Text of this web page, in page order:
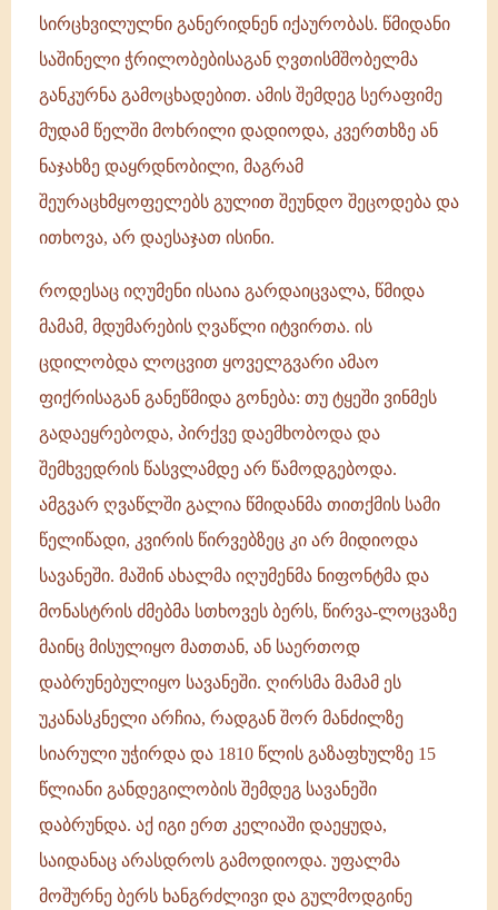
სირცხვილულნი განერიდნენ იქაურობას. წმიდანი
საშინელი ჭრილობებისაგან ღვთისმშობელმა
განკურნა გამოცხადებით. ამის შემდეგ სერაფიმე
მუდამ წელში მოხრილი დადიოდა, კვერთხზე ან
ნაჯახზე დაყრდნობილი, მაგრამ
შეურაცხმყოფელებს გულით შეუნდო შეცოდება და
ითხოვა, არ დაესაჯათ ისინი.
როდესაც იღუმენი ისაია გარდაიცვალა, წმიდა
მამამ, მდუმარების ღვაწლი იტვირთა. ის
ცდილობდა ლოცვით ყოველგვარი ამაო
ფიქრისაგან განეწმიდა გონება: თუ ტყეში ვინმეს
გადაეყრებოდა, პირქვე დაემხობოდა და
შემხვედრის წასვლამდე არ წამოდგებოდა.
ამგვარ ღვაწლში გალია წმიდანმა თითქმის სამი
წელიწადი, კვირის წირვებზეც კი არ მიდიოდა
სავანეში. მაშინ ახალმა იღუმენმა ნიფონტმა და
მონასტრის ძმებმა სთხოვეს ბერს, წირვა-ლოცვაზე
მაინც მისულიყო მათთან, ან საერთოდ
დაბრუნებულიყო სავანეში. ღირსმა მამამ ეს
უკანასკნელი არჩია, რადგან შორ მანძილზე
სიარული უჭირდა და 1810 წლის გაზაფხულზე 15
წლიანი განდეგილობის შემდეგ სავანეში
დაბრუნდა. აქ იგი ერთ კელიაში დაეყუდა,
საიდანაც არასდროს გამოდიოდა. უფალმა
მოშურნე ბერს ხანგრძლივი და გულმოდგინე